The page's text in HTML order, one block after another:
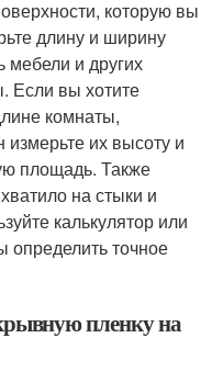
которую вы
длину и ширину
мебели и других
Если вы хотите
комнаты,
их высоту и
площадь. Также
на стыки и
калькулятор или
определить точное
пленку на